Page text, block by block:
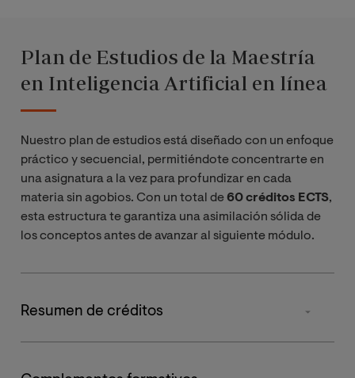
Plan de Estudios de la Maestría
en Inteligencia Artificial en línea
Nuestro plan de estudios está diseñado con un enfoque
práctico y secuencial, permitiéndote concentrarte en
una asignatura a la vez para profundizar en cada
materia sin agobios. Con un total de 60 créditos ECTS,
esta estructura te garantiza una asimilación sólida de
los conceptos antes de avanzar al siguiente módulo.
Resumen de créditos